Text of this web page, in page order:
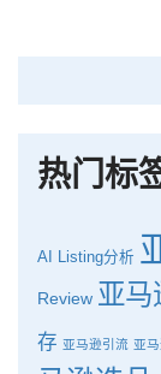
热门标
AI Listing分析
Review 亚马
存 亚马逊引流 亚